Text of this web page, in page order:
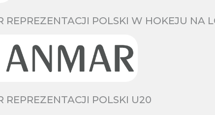
REPREZENTACJI POLSKI W HOKEJU NA
REPREZENTACJI POLSKI U20